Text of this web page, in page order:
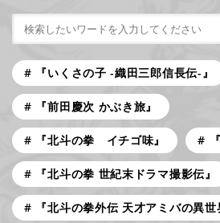
『いくさの子 -織田三郎信長伝-』
『前田慶次 かぶき旅』
『北斗の拳 イチゴ味』
『北斗の拳 世紀末ドラマ撮影伝』
『北斗の拳外伝 天才アミバの異世